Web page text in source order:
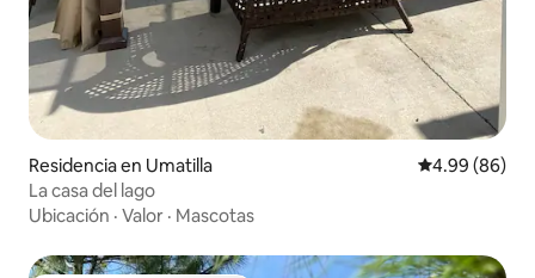
Residencia en Umatilla Calificación
4.99 (86)
La casa del lago
Ubicación · Valor · Mascotas